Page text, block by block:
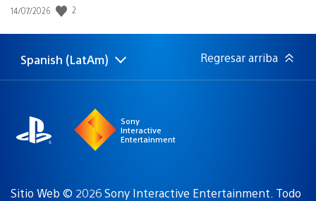
Fecha
publicación:
14/07/2026 2
Elige
Región
Spanish (LatAm) Regresar arriba
Sony
Interactive
Entertainment
Sitio Web © 2026 Sony Interactive Entertainment. Todo